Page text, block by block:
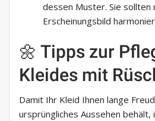
dessen Muster. Sie sollten
Erscheinungsbild
🌼 Tipps zur
Kleides mit
Damit Ihr Kleid Ihnen lange
ursprüngliches Aussehen behält,